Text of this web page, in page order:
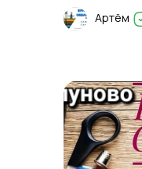
Артём